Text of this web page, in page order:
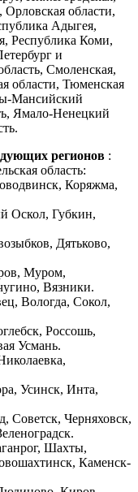
области,
Адыгея,
Республика Коми,
и
Смоленская,
области, Тюменская
Мансийский
Ямало-Ненецкий
регионов :
область:
Коряжма,
Оскол, Губкин,
Дятьково,
Муром,
Вязники.
Вологда, Сокол,
Россошь,
Усмань.
Усинск, Инта,
Советск, Черняховск,
Шахты,
Каменск-